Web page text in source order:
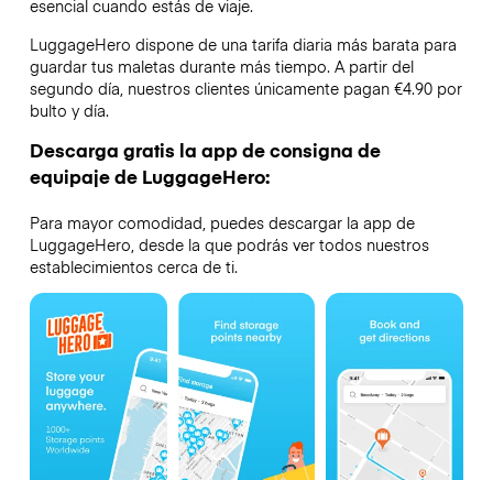
esencial cuando estás de viaje.
LuggageHero dispone de una tarifa diaria más barata para
guardar tus maletas durante más tiempo. A partir del
segundo día, nuestros clientes únicamente pagan €4.90 por
bulto y día.
Descarga gratis la app de consigna de
equipaje de LuggageHero:
Para mayor comodidad, puedes descargar la app de
LuggageHero, desde la que podrás ver todos nuestros
establecimientos cerca de ti.